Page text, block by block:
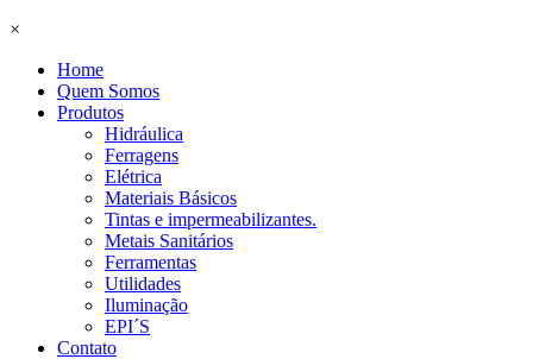
×
Home
Quem Somos
Produtos
Hidráulica
Ferragens
Elétrica
Materiais Básicos
Tintas e impermeabilizantes.
Metais Sanitários
Ferramentas
Utilidades
Iluminação
EPI´S
Contato